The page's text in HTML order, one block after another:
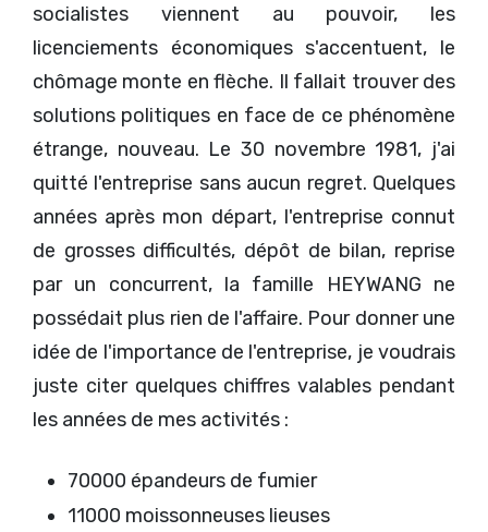
socialistes viennent au pouvoir, les
licenciements économiques s'accentuent, le
chômage monte en flèche. Il fallait trouver des
solutions politiques en face de ce phénomène
étrange, nouveau. Le 30 novembre 1981, j'ai
quitté l'entreprise sans aucun regret. Quelques
années après mon départ, l'entreprise connut
de grosses difficultés, dépôt de bilan, reprise
par un concurrent, la famille HEYWANG ne
possédait plus rien de l'affaire. Pour donner une
idée de l'importance de l'entreprise, je voudrais
juste citer quelques chiffres valables pendant
les années de mes activités :
70000 épandeurs de fumier
11000 moissonneuses lieuses